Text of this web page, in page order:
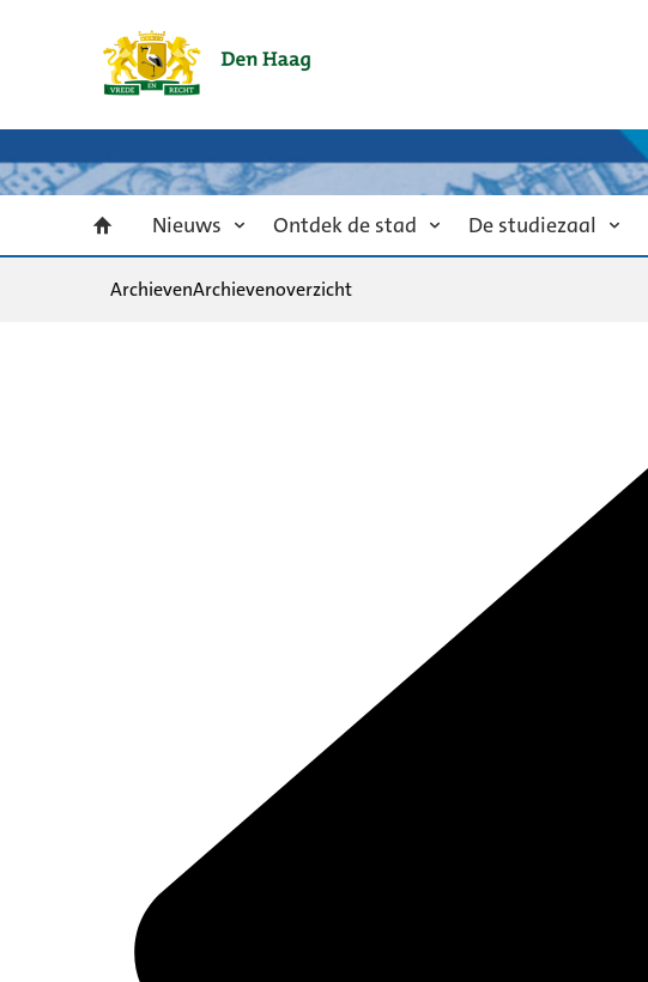
Nieuws Ontdek de stad De studiezaal
ArchievenArchievenoverzicht